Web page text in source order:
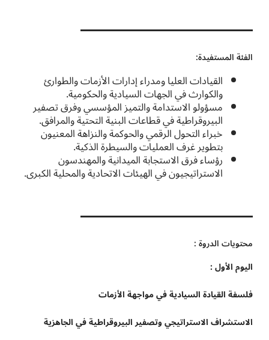
الفئة المستفيدة:
القيادات العليا ومدراء إدارات الأزمات والطوارئ
والكوارث في الجهات السيادية والحكومية.
مسؤولو الاستدامة والتميز المؤسسي وفرق تصفير
البيروقراطية في قطاعات البنية التحتية والمرافق.
خبراء التحول الرقمي والحوكمة والنزاهة المعنيون
بتطوير غرف العمليات والسيطرة الذكية.
رؤساء فرق الاستجابة الميدانية والمهندسون
الاستراتيجيون في الهيئات الاتحادية والمحلية الكبرى.
محتويات الدروة :
اليوم الأول :
فلسفة القيادة السيادية في مواجهة الأزمات
الاستشراف الاستراتيجي وتصفير البيروقراطية في الجاهزية